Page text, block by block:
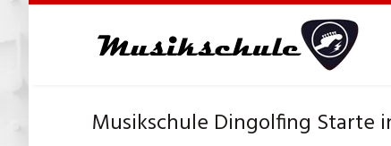
Musikschule Dingolfing Starte